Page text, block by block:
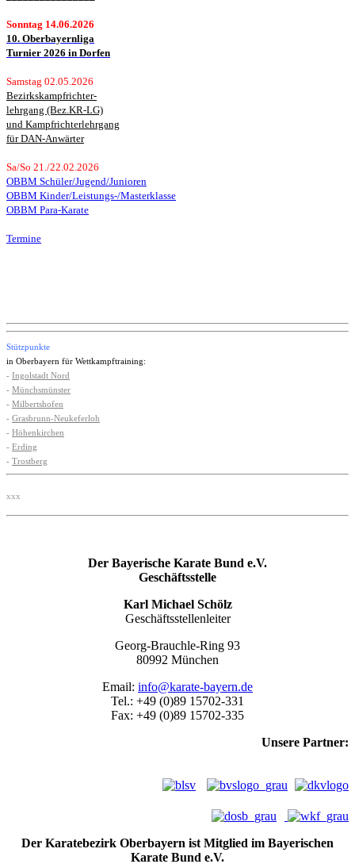
Sonntag 14.06.2026
10. Oberbayernliga
Turnier 2026 in Dorfen
Samstag 02.05.2026
Bezirkskampfrichter-
lehrgang (Bez.KR-LG)
und Kampfrichterlehrgang
für DAN-Anwärter
Sa/So 21./22.02.2026
OBBM Schüler/Jugend/Junioren
OBBM Kinder/Leistungs-/Masterklasse
OBBM Para-Karate
Termine
Stützpunkte
in Oberbayern für Wettkampftraining:
- Ingolstadt Nord
- Münchsmünster
- Milbertshofen
- Grasbrunn-Neukeferloh
- Höhenkirchen
- Erding
- Trostberg
xxx
Der Bayerische Karate Bund e.V.
Geschäftsstelle
Karl Michael Schölz
Geschäftsstellenleiter
Georg-Brauchle-Ring 93
80992 München
Email: info@karate-bayern.de
Tel.: +49 (0)89 15702-331
Fax: +49 (0)89 15702-335
Unsere Partner:
Der Karatebezirk Oberbayern ist Mitglied im Bayerischen
Karate Bund e.V.